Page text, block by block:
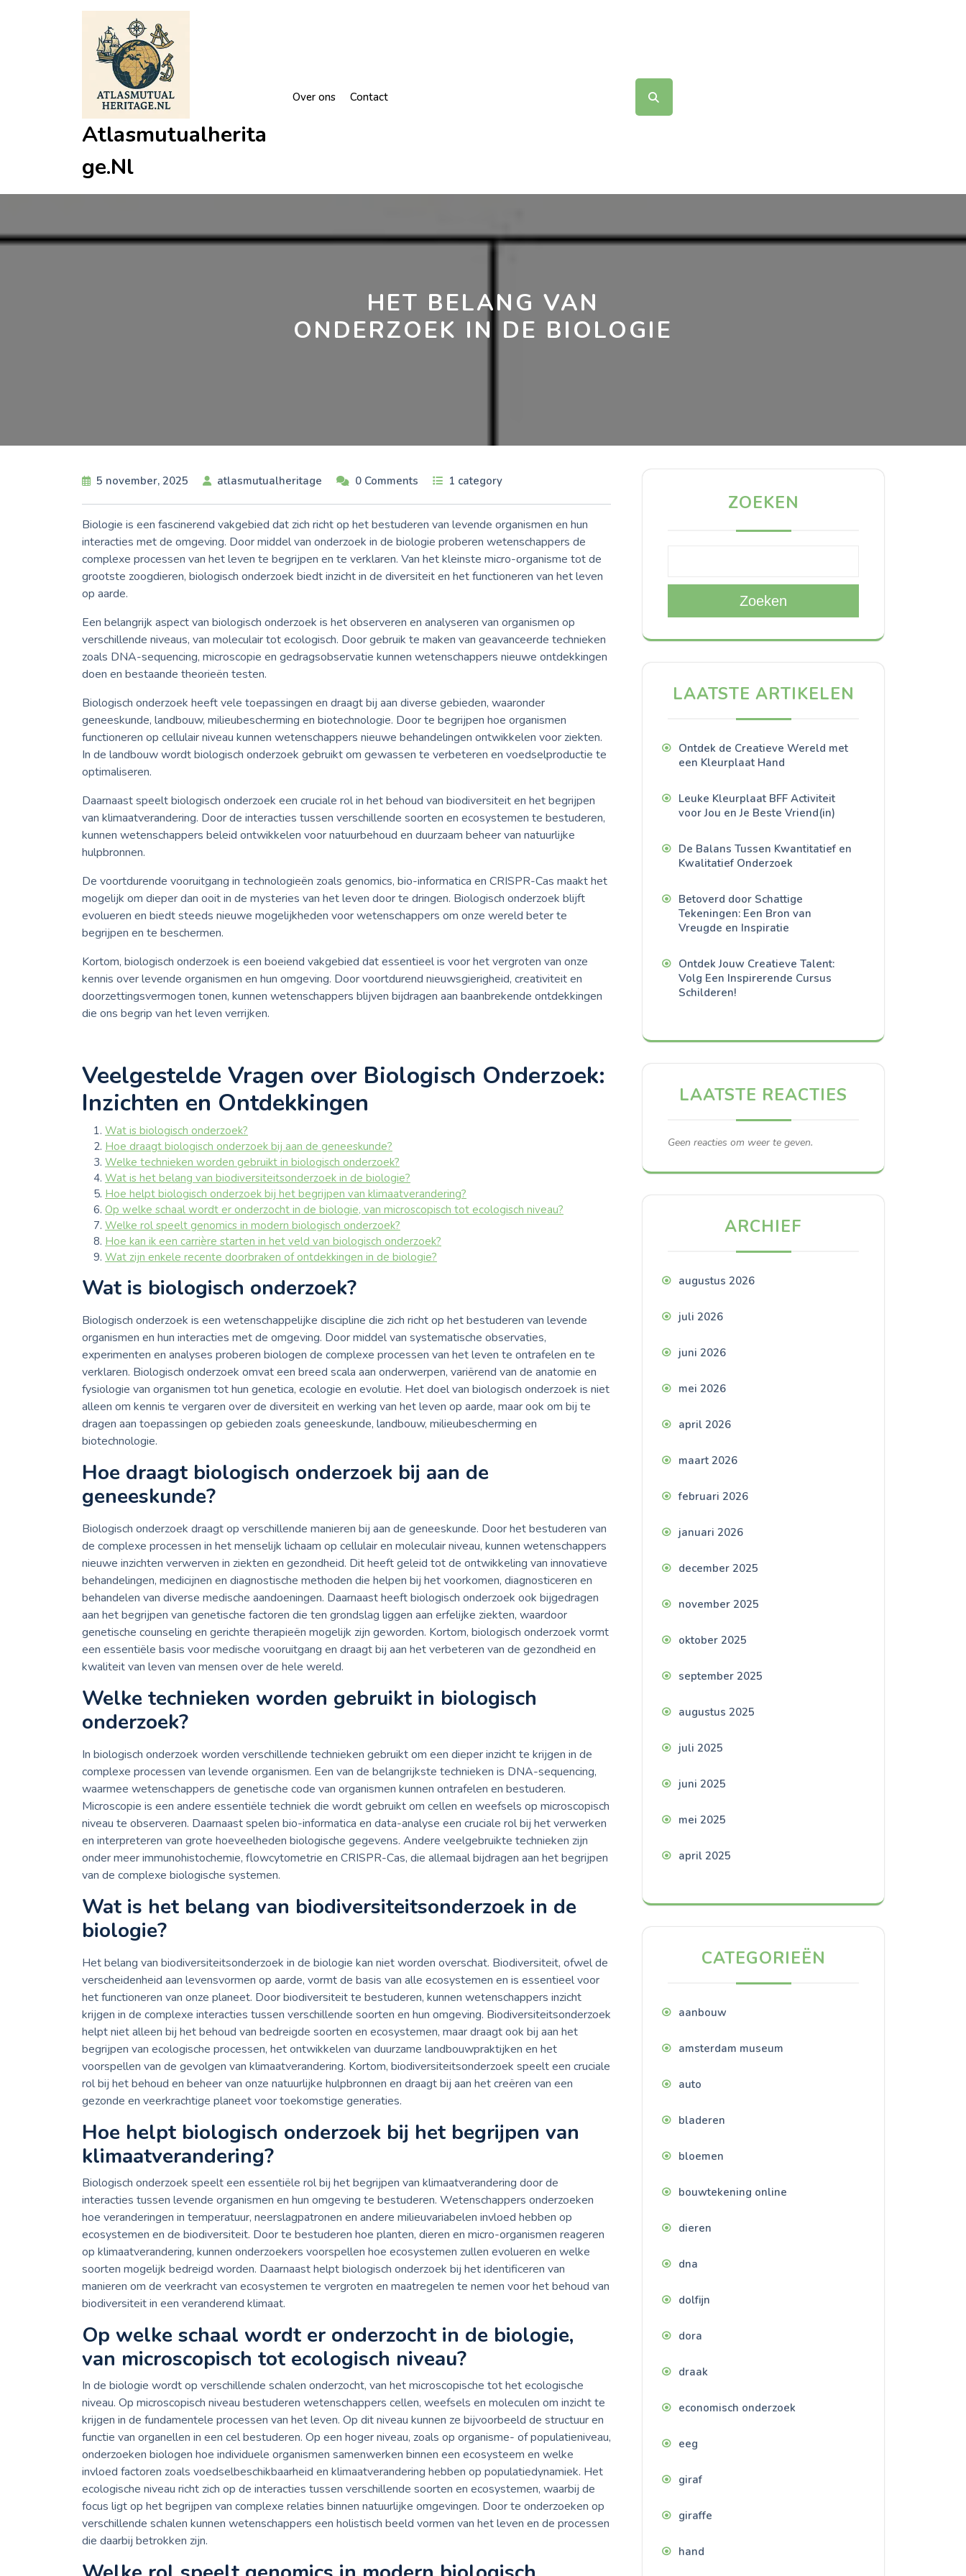
Atlasmutualherita
Ge.nl
Over ons Contact
HET BELANG VAN
ONDERZOEK IN DE BIOLOGIE
5 november, 2025 atlasmutualheritage 0 Comments 1 category
Biologie is een fascinerend vakgebied dat zich richt op het bestuderen van levende organismen en hun
interacties met de omgeving. Door middel van onderzoek in de biologie proberen wetenschappers de
complexe processen van het leven te begrijpen en te verklaren. Van het kleinste micro-organisme tot de
grootste zoogdieren, biologisch onderzoek biedt inzicht in de diversiteit en het functioneren van het leven
op aarde.
Een belangrijk aspect van biologisch onderzoek is het observeren en analyseren van organismen op
verschillende niveaus, van moleculair tot ecologisch. Door gebruik te maken van geavanceerde technieken
zoals DNA-sequencing, microscopie en gedragsobservatie kunnen wetenschappers nieuwe ontdekkingen
doen en bestaande theorieën testen.
Biologisch onderzoek heeft vele toepassingen en draagt bij aan diverse gebieden, waaronder
geneeskunde, landbouw, milieubescherming en biotechnologie. Door te begrijpen hoe organismen
functioneren op cellulair niveau kunnen wetenschappers nieuwe behandelingen ontwikkelen voor ziekten.
In de landbouw wordt biologisch onderzoek gebruikt om gewassen te verbeteren en voedselproductie te
optimaliseren.
Daarnaast speelt biologisch onderzoek een cruciale rol in het behoud van biodiversiteit en het begrijpen
van klimaatverandering. Door de interacties tussen verschillende soorten en ecosystemen te bestuderen,
kunnen wetenschappers beleid ontwikkelen voor natuurbehoud en duurzaam beheer van natuurlijke
hulpbronnen.
De voortdurende vooruitgang in technologieën zoals genomics, bio-informatica en CRISPR-Cas maakt het
mogelijk om dieper dan ooit in de mysteries van het leven door te dringen. Biologisch onderzoek blijft
evolueren en biedt steeds nieuwe mogelijkheden voor wetenschappers om onze wereld beter te
begrijpen en te beschermen.
Kortom, biologisch onderzoek is een boeiend vakgebied dat essentieel is voor het vergroten van onze
kennis over levende organismen en hun omgeving. Door voortdurend nieuwsgierigheid, creativiteit en
doorzettingsvermogen tonen, kunnen wetenschappers blijven bijdragen aan baanbrekende ontdekkingen
die ons begrip van het leven verrijken.
Veelgestelde Vragen over Biologisch Onderzoek:
Inzichten en Ontdekkingen
Wat is biologisch onderzoek?
Hoe draagt biologisch onderzoek bij aan de geneeskunde?
Welke technieken worden gebruikt in biologisch onderzoek?
Wat is het belang van biodiversiteitsonderzoek in de biologie?
Hoe helpt biologisch onderzoek bij het begrijpen van klimaatverandering?
Op welke schaal wordt er onderzocht in de biologie, van microscopisch tot ecologisch niveau?
Welke rol speelt genomics in modern biologisch onderzoek?
Hoe kan ik een carrière starten in het veld van biologisch onderzoek?
Wat zijn enkele recente doorbraken of ontdekkingen in de biologie?
Wat is biologisch onderzoek?
Biologisch onderzoek is een wetenschappelijke discipline die zich richt op het bestuderen van levende
organismen en hun interacties met de omgeving. Door middel van systematische observaties,
experimenten en analyses proberen biologen de complexe processen van het leven te ontrafelen en te
verklaren. Biologisch onderzoek omvat een breed scala aan onderwerpen, variërend van de anatomie en
fysiologie van organismen tot hun genetica, ecologie en evolutie. Het doel van biologisch onderzoek is niet
alleen om kennis te vergaren over de diversiteit en werking van het leven op aarde, maar ook om bij te
dragen aan toepassingen op gebieden zoals geneeskunde, landbouw, milieubescherming en
biotechnologie.
Hoe draagt biologisch onderzoek bij aan de
geneeskunde?
Biologisch onderzoek draagt op verschillende manieren bij aan de geneeskunde. Door het bestuderen van
de complexe processen in het menselijk lichaam op cellulair en moleculair niveau, kunnen wetenschappers
nieuwe inzichten verwerven in ziekten en gezondheid. Dit heeft geleid tot de ontwikkeling van innovatieve
behandelingen, medicijnen en diagnostische methoden die helpen bij het voorkomen, diagnosticeren en
behandelen van diverse medische aandoeningen. Daarnaast heeft biologisch onderzoek ook bijgedragen
aan het begrijpen van genetische factoren die ten grondslag liggen aan erfelijke ziekten, waardoor
genetische counseling en gerichte therapieën mogelijk zijn geworden. Kortom, biologisch onderzoek vormt
een essentiële basis voor medische vooruitgang en draagt bij aan het verbeteren van de gezondheid en
kwaliteit van leven van mensen over de hele wereld.
Welke technieken worden gebruikt in biologisch
onderzoek?
In biologisch onderzoek worden verschillende technieken gebruikt om een dieper inzicht te krijgen in de
complexe processen van levende organismen. Een van de belangrijkste technieken is DNA-sequencing,
waarmee wetenschappers de genetische code van organismen kunnen ontrafelen en bestuderen.
Microscopie is een andere essentiële techniek die wordt gebruikt om cellen en weefsels op microscopisch
niveau te observeren. Daarnaast spelen bio-informatica en data-analyse een cruciale rol bij het verwerken
en interpreteren van grote hoeveelheden biologische gegevens. Andere veelgebruikte technieken zijn
onder meer immunohistochemie, flowcytometrie en CRISPR-Cas, die allemaal bijdragen aan het begrijpen
van de complexe biologische systemen.
Wat is het belang van biodiversiteitsonderzoek in de
biologie?
Het belang van biodiversiteitsonderzoek in de biologie kan niet worden overschat. Biodiversiteit, ofwel de
verscheidenheid aan levensvormen op aarde, vormt de basis van alle ecosystemen en is essentieel voor
het functioneren van onze planeet. Door biodiversiteit te bestuderen, kunnen wetenschappers inzicht
krijgen in de complexe interacties tussen verschillende soorten en hun omgeving. Biodiversiteitsonderzoek
helpt niet alleen bij het behoud van bedreigde soorten en ecosystemen, maar draagt ook bij aan het
begrijpen van ecologische processen, het ontwikkelen van duurzame landbouwpraktijken en het
voorspellen van de gevolgen van klimaatverandering. Kortom, biodiversiteitsonderzoek speelt een cruciale
rol bij het behoud en beheer van onze natuurlijke hulpbronnen en draagt bij aan het creëren van een
gezonde en veerkrachtige planeet voor toekomstige generaties.
Hoe helpt biologisch onderzoek bij het begrijpen van
klimaatverandering?
Biologisch onderzoek speelt een essentiële rol bij het begrijpen van klimaatverandering door de
interacties tussen levende organismen en hun omgeving te bestuderen. Wetenschappers onderzoeken
hoe veranderingen in temperatuur, neerslagpatronen en andere milieuvariabelen invloed hebben op
ecosystemen en de biodiversiteit. Door te bestuderen hoe planten, dieren en micro-organismen reageren
op klimaatverandering, kunnen onderzoekers voorspellen hoe ecosystemen zullen evolueren en welke
soorten mogelijk bedreigd worden. Daarnaast helpt biologisch onderzoek bij het identificeren van
manieren om de veerkracht van ecosystemen te vergroten en maatregelen te nemen voor het behoud van
biodiversiteit in een veranderend klimaat.
Op welke schaal wordt er onderzocht in de biologie,
van microscopisch tot ecologisch niveau?
In de biologie wordt op verschillende schalen onderzocht, van het microscopische tot het ecologische
niveau. Op microscopisch niveau bestuderen wetenschappers cellen, weefsels en moleculen om inzicht te
krijgen in de fundamentele processen van het leven. Op dit niveau kunnen ze bijvoorbeeld de structuur en
functie van organellen in een cel bestuderen. Op een hoger niveau, zoals op organisme- of populatieniveau,
onderzoeken biologen hoe individuele organismen samenwerken binnen een ecosysteem en welke
invloed factoren zoals voedselbeschikbaarheid en klimaatverandering hebben op populatiedynamiek. Het
ecologische niveau richt zich op de interacties tussen verschillende soorten en ecosystemen, waarbij de
focus ligt op het begrijpen van complexe relaties binnen natuurlijke omgevingen. Door te onderzoeken op
verschillende schalen kunnen wetenschappers een holistisch beeld vormen van het leven en de processen
die daarbij betrokken zijn.
ZOEKEN
Zoeken
LAATSTE ARTIKELEN
Ontdek de Creatieve Wereld met
een Kleurplaat Hand
Leuke Kleurplaat BFF Activiteit
voor Jou en Je Beste Vriend(in)
De Balans Tussen Kwantitatief en
Kwalitatief Onderzoek
Betoverd door Schattige
Tekeningen: Een Bron van
Vreugde en Inspiratie
Ontdek Jouw Creatieve Talent:
Volg Een Inspirerende Cursus
Schilderen!
LAATSTE REACTIES
Geen reacties om weer te geven.
ARCHIEF
augustus 2026
juli 2026
juni 2026
mei 2026
april 2026
maart 2026
februari 2026
januari 2026
december 2025
november 2025
oktober 2025
september 2025
augustus 2025
juli 2025
juni 2025
mei 2025
april 2025
CATEGORIEËN
aanbouw
amsterdam museum
auto
bladeren
bloemen
bouwtekening online
dieren
dna
dolfijn
dora
draak
economisch onderzoek
eeg
giraf
giraffe
hand